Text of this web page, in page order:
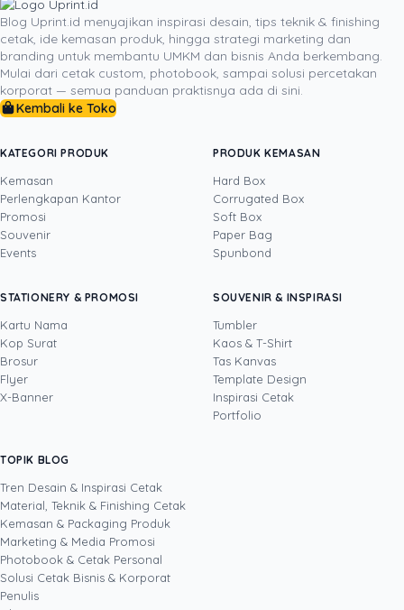
konsisten, dan siap diproduksi, siapkan file identitas
bisnis Anda lalu konsultasikan kebutuhan desain, bahan,
finishing, dan produk cetaknya bersama Uprint. Mulai
dari stiker label, kemasan, kartu nama, brosur, sampai
materi display, keputusan yang tepat di awal akan
pelanggan.
DITULIS OLEH
pengalaman lebih dari satu dekade di bidang
sales, operasional, pemasaran, pengembangan
bisnis, dan layanan keuangan. Sebagai Head of
Sales Uprint.id, ia setiap hari mendampingi
pelanggan B2B memilih solusi cetak yang tepat,
dari kartu nama, brosur, dan banner untuk
kebutuhan penjualan hingga kemasan produk
proses bisnis, ia menulis dari pengalaman
nyata di lapangan tentang bagaimana materi
cetak membantu bisnis menutup lebih banyak
transaksi dan bertumbuh secara berkelanjutan.
Lihat semua penulis
Popular
Blog Uprint.id menyajikan inspirasi desain, tips teknik & finishing
cetak, ide kemasan produk, hingga strategi marketing dan
branding untuk membantu UMKM dan bisnis Anda berkembang.
Mulai dari cetak custom, photobook, sampai solusi percetakan
korporat — semua panduan praktisnya ada di sini.
Kembali ke Toko
KATEGORI PRODUK
Kemasan
Perlengkapan Kantor
Promosi
Souvenir
Events
PRODUK KEMASAN
Hard Box
Corrugated Box
Soft Box
Paper Bag
Spunbond
STATIONERY & PROMOSI
Kartu Nama
Kop Surat
Brosur
Flyer
X-Banner
SOUVENIR & INSPIRASI
Tumbler
Kaos & T-Shirt
Tas Kanvas
Template Design
Inspirasi Cetak
Portfolio
TOPIK BLOG
Tren Desain & Inspirasi Cetak
Material, Teknik & Finishing Cetak
Kemasan & Packaging Produk
Marketing & Media Promosi
Photobook & Cetak Personal
Solusi Cetak Bisnis & Korporat
Penulis